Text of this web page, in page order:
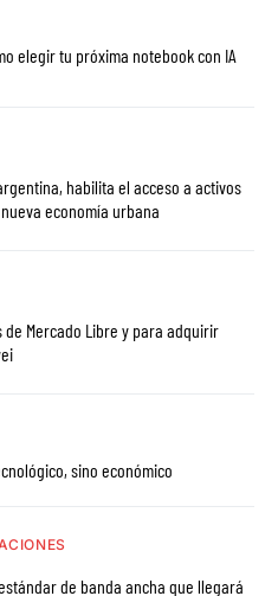
elegir tu próxima notebook con IA
acceso a activos
economía urbana
de Mercado Libre y para adquirir
sino económico
de banda ancha que llegará